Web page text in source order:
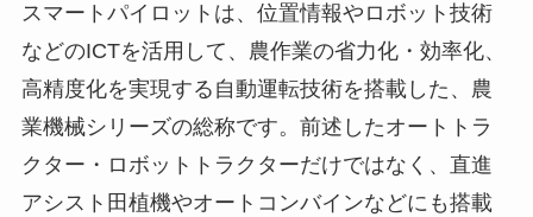
スマートパイロットは、位置情報やロボット技術
などのICTを活用して、農作業の省力化・効率化、
高精度化を実現する自動運転技術を搭載した、農
業機械シリーズの総称です。前述したオートトラ
クター・ロボットトラクターだけではなく、直進
アシスト田植機やオートコンバインなどにも搭載